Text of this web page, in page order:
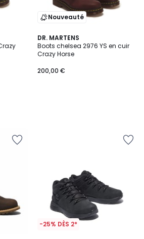
Nouveauté
DR. MARTENS
Boots chelsea 2976 YS en cuir
Crazy Horse
200,00 €
-25% DÈS 2*